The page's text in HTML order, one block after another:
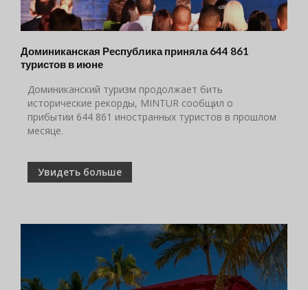
Доминиканская Республика приняла 644 861
туристов в июне
Доминиканский туризм продолжает бить
исторические рекорды, MINTUR сообщил о
прибытии 644 861 иностранных туристов в прошлом
месяце.
Увидеть больше